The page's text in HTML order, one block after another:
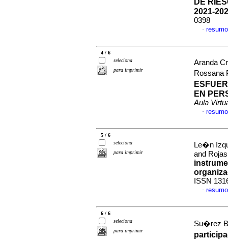
DE
2021-
0398
·
4 / 6
seleciona
para imprimir
Aranda
Rossana
EN
Aula
·
5 / 6
seleciona
para imprimir
Le�n
and
ISSN
·
6 / 6
seleciona
para imprimir
Su�rez